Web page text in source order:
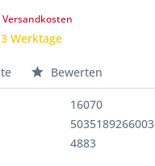
Versandkosten
Werktage
Bewerten
16070
5035189266003
4883